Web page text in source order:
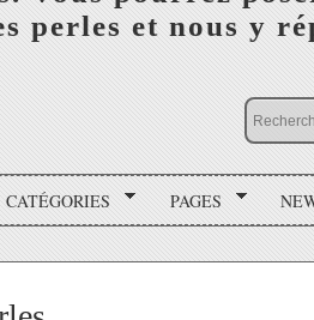
perles et nous y
CATÉGORIES PAGES